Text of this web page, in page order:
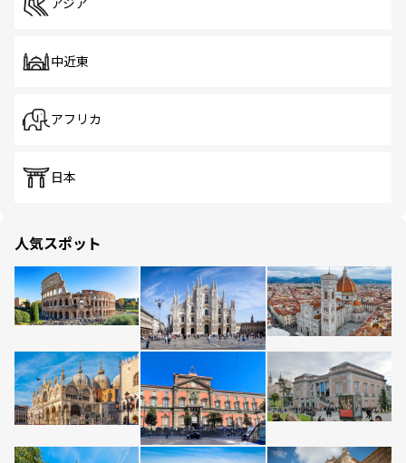
アジア
中近東
アフリカ
日本
人気スポット